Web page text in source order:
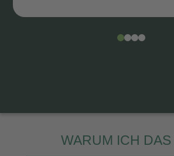
WARUM ICH DAS